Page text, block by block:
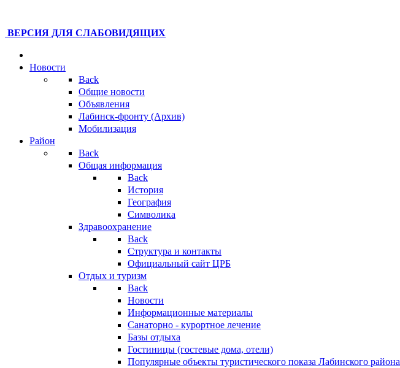
ВЕРСИЯ ДЛЯ СЛАБОВИДЯЩИХ
Новости
Back
Общие новости
Объявления
Лабинск-фронту (Архив)
Мобилизация
Район
Back
Общая информация
Back
История
География
Символика
Здравоохранение
Back
Структура и контакты
Официальный сайт ЦРБ
Отдых и туризм
Back
Новости
Информационные материалы
Санаторно - курортное лечение
Базы отдыха
Гостиницы (гостевые дома, отели)
Популярные объекты туристического показа Лабинского района